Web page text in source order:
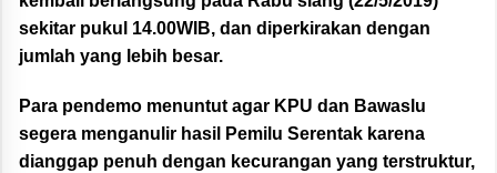
sekitar pukul 14.00WIB, dan diperkirakan dengan
jumlah yang lebih besar.
Para pendemo menuntut agar KPU dan Bawaslu
segera menganulir hasil Pemilu Serentak karena
dianggap penuh dengan kecurangan yang terstruktur,